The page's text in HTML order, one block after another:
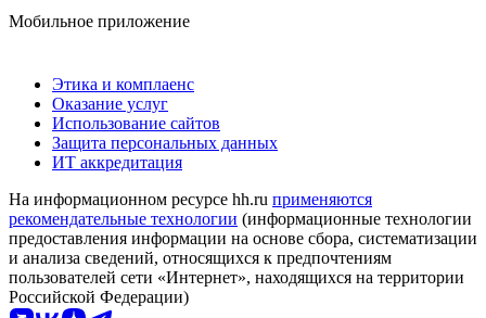
Мобильное приложение
Этика и комплаенс
Оказание услуг
Использование сайтов
Защита персональных данных
ИТ аккредитация
На информационном ресурсе hh.ru применяются
рекомендательные технологии (информационные технологии
предоставления информации на основе сбора, систематизации
и анализа сведений, относящихся к предпочтениям
пользователей сети «Интернет», находящихся на территории
Российской Федерации)